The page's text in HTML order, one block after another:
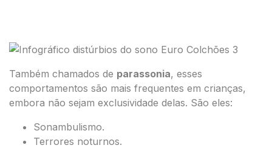
Também chamados de parassonia, esses
comportamentos são mais frequentes em crianças,
embora não sejam exclusividade delas. São eles:
Sonambulismo.
Terrores noturnos.